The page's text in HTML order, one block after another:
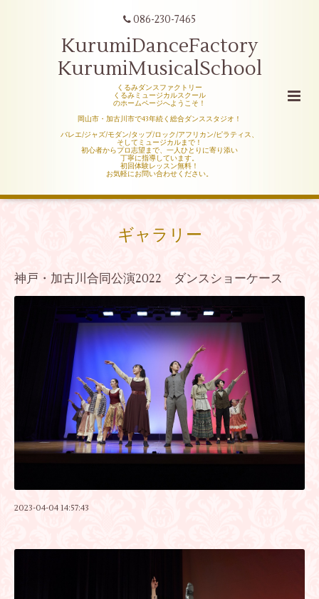
086-230-7465
KurumiDanceFactory
KurumiMusicalSchool
くるみダンスファクトリー
くるみミュージカルスクール
のホームページへようこそ！
岡山市・加古川市で43年続く総合ダンススタジオ！
バレエ/ジャズ/モダン/タップ/ロック/アフリカン/ピラティス、
そしてミュージカルまで！
初心者からプロ志望まで、一人ひとりに寄り添い
丁寧に指導しています。
初回体験レッスン無料！
お気軽にお問い合わせください。
ギャラリー
神戸・加古川合同公演2022 ダンスショーケース
2023-04-04 14:57:43